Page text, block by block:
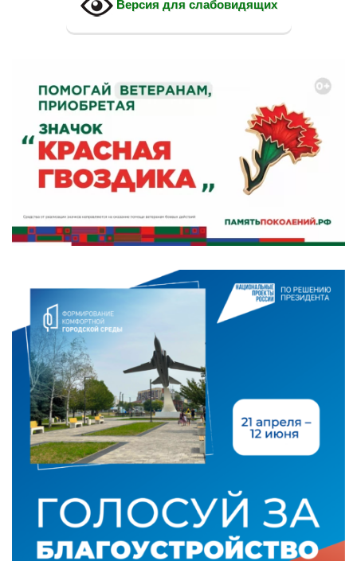
Версия для слабовидящих